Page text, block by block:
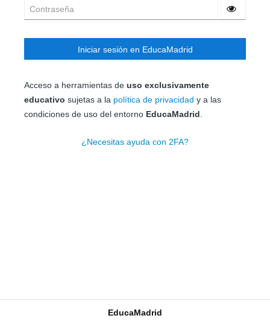
Contraseña
Acceso a herramientas de uso exclusivamente
educativo sujetas a la política de privacidad y a las
condiciones de uso del entorno EducaMadrid
¿Necesitas ayuda con 2FA?
EducaMadrid